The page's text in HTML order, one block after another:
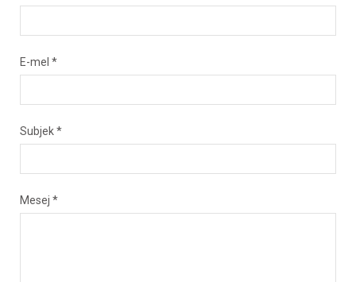
E-mel *
Subjek*
Mesej *